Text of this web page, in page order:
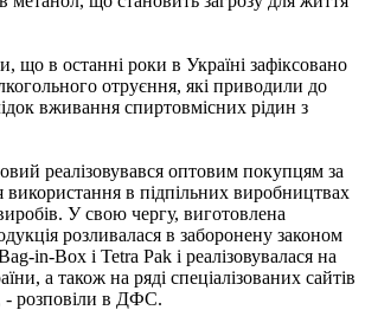
що в останні роки в Україні зафіксовано
отруєння, які приводили до
вживання спиртовмісних рідин з
реалізовувався оптовим покупцям за
використання в підпільних виробництвах
У свою чергу, виготовлена
розливалася в заборонену законом
in-Box і Tetra Pak і реалізовувалася на
а також на ряді спеціалізованих сайтів
- розповіли в ДФС.